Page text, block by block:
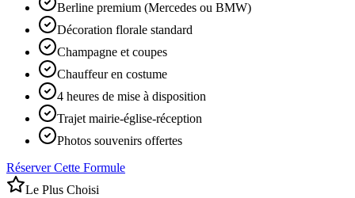
Berline premium (Mercedes ou BMW)
Décoration florale standard
Champagne et coupes
Chauffeur en costume
4 heures de mise à disposition
Trajet mairie-église-réception
Photos souvenirs offertes
Réserver Cette Formule
Le Plus Choisi